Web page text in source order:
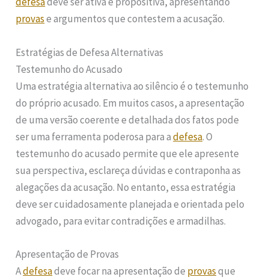
provase argumentos que contestem a acusação.
Estratégias de Defesa Alternativas
Testemunho do Acusado
Uma estratégia alternativa ao silêncio é o testemunho
do próprio acusado. Em muitos casos, a apresentação
de uma versão coerente e detalhada dos fatos pode
ser uma ferramenta poderosa para adefesa. O
testemunho do acusado permite que ele apresente
sua perspectiva, esclareça dúvidas e contraponha as
alegações da acusação. No entanto, essa estratégia
deve ser cuidadosamente planejada e orientada pelo
advogado, para evitar contradições e armadilhas.
Apresentação de Provas
Adefesadeve focar na apresentação de provasque